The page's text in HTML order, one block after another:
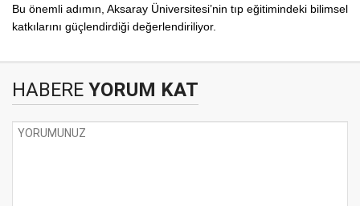
Bu önemli adımın, Aksaray Üniversitesi’nin tıp eğitimindeki bilimsel
katkılarını güçlendirdiği değerlendiriliyor.
HABERE YORUM KAT